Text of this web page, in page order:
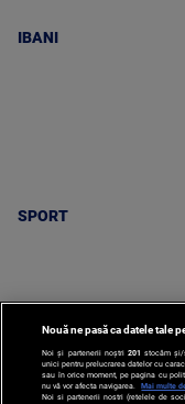
IBANI
SPORT
SPORT
Nouă ne pasă ca datele tale
Noi și partenerii noștri 201 stocăm și/
unici pentru prelucrarea datelor cu
sau în orice moment, pe pagina cu
nu vă vor afecta navigarea.
Mai multe
Noi si partenerii nostri (retelele de